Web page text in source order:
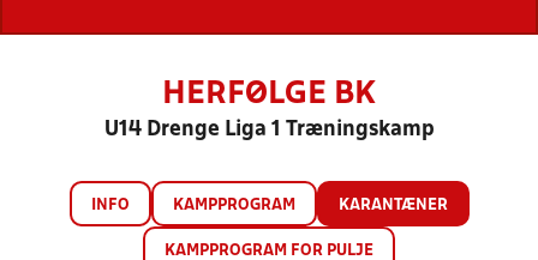
HERFØLGE BK
U14 Drenge Liga 1 Træningskamp
INFO KAMPPROGRAM KARANTÆNER
KAMPPROGRAM FOR PULJE